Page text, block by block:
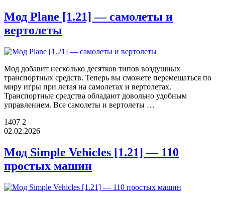
Мод Plane [1.21] — самолеты и
вертолеты
Мод добавит несколько десятков типов воздушных
транспортных средств. Теперь вы сможете перемещаться по
миру игры при летая на самолетах и вертолетах.
Транспортные средства обладают довольно удобным
управлением. Все самолеты и вертолеты …
1407 2
02.02.2026
Мод Simple Vehicles [1.21] — 110
простых машин